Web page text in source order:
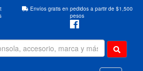
Envíos gratis en pedidos a partir de $1,500
pesos